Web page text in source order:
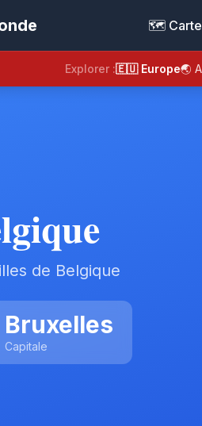
🗺️
Explorer :🇪🇺 Europe🌏
de Belgique
Bruxelles
Capitale